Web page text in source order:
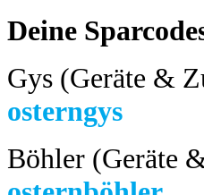
Deine
Gys (Geräte &
osterngys
Böhler (Geräte